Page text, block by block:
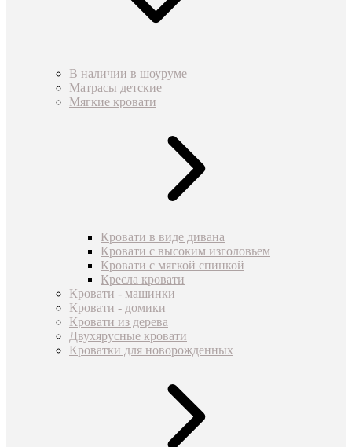
В наличии в шоуруме
Матрасы детские
Мягкие кровати
Кровати в виде дивана
Кровати с высоким изголовьем
Кровати с мягкой спинкой
Кресла кровати
Кровати - машинки
Кровати - домики
Кровати из дерева
Двухярусные кровати
Кроватки для новорожденных